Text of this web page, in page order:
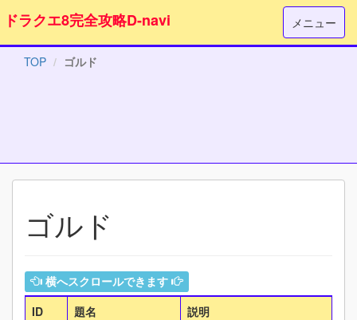
メニュー
ドラクエ8完全攻略D-navi
TOP ゴルド
ゴルド
横へスクロールできます
ID 題名
説明